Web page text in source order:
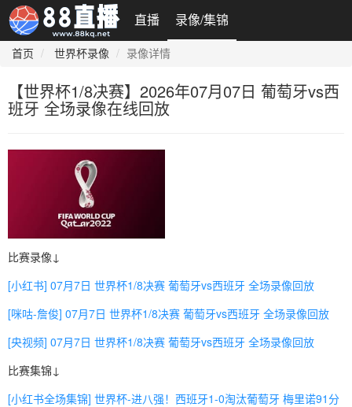
直播 录像/集锦
首页 世界杯录像 录像详情
【世界杯1/8决赛】2026年07月07日 葡萄牙vs西
班牙 全场录像在线回放
比赛录像↓
[小红书] 07月7日 世界杯1/8决赛 葡萄牙vs西班牙 全场录像回放
[咪咕-詹俊] 07月7日 世界杯1/8决赛 葡萄牙vs西班牙 全场录像回放
[央视频] 07月7日 世界杯1/8决赛 葡萄牙vs西班牙 全场录像回放
比赛集锦↓
[小红书全场集锦] 世界杯-进八强！西班牙1-0淘汰葡萄牙 梅里诺91分